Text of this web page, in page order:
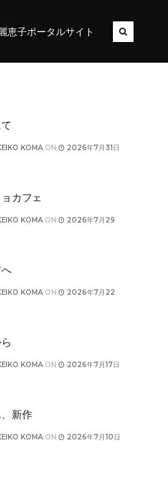
恵子ポータルサイト
KOMA ON
2026年7月31日
カフェ
KOMA ON
2026年7月29
KOMA ON
2026年7月22
KOMA ON
2026年7月17日
新作
KOMA ON
2026年7月10日